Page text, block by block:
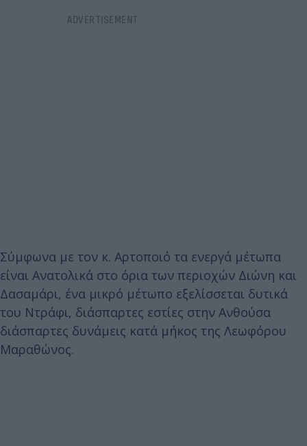
Σύμφωνα με τον κ. Αρτοποιό τα ενεργά μέτωπα
είναι Ανατολικά στο όρια των περιοχών Διώνη και
Δασαμάρι, ένα μικρό μέτωπο εξελίσσεται δυτικά
του Ντράφι, διάσπαρτες εστίες στην Ανθούσα
διάσπαρτες δυνάμεις κατά μήκος της Λεωφόρου
Μαραθώνος.